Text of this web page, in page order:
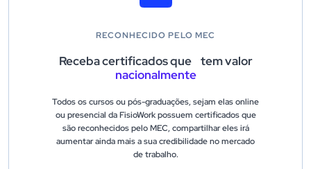
RECONHECIDO PELO MEC
Receba certificados que tem valor
nacionalmente
Todos os cursos ou pós-graduações, sejam elas online
ou presencial da FisioWork possuem certificados que
são reconhecidos pelo MEC, compartilhar eles irá
aumentar ainda mais a sua credibilidade no mercado
de trabalho.